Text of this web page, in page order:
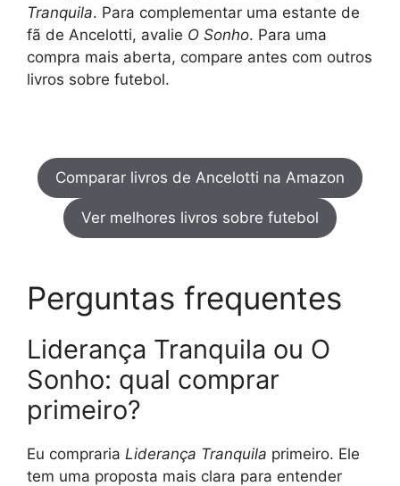
Tranquila. Para complementar uma estante de
fã de Ancelotti, avalie O Sonho. Para uma
compra mais aberta, compare antes com outros
livros sobre futebol.
Comparar livros de Ancelotti na Amazon
Ver melhores livros sobre futebol
Perguntas frequentes
Liderança Tranquila ou O
Sonho: qual comprar
primeiro?
Eu compraria Liderança Tranquila primeiro. Ele
tem uma proposta mais clara para entender